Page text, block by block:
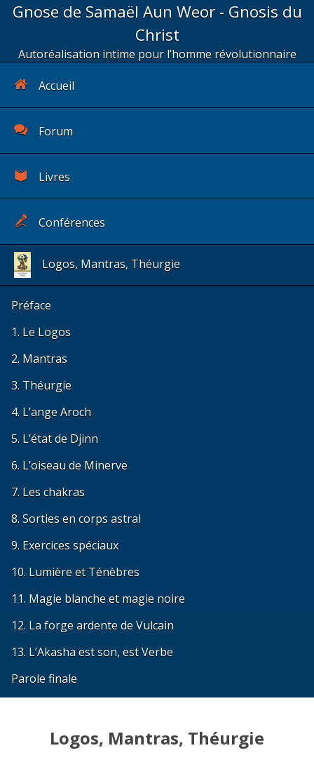
Gnose de Samaël Aun Weor - Gnosis du
Christ
Autoréalisation intime pour l’homme révolutionnaire
Accueil
Forum
Livres
Conférences
Logos, Mantras, Théurgie
Préface
1. Le Logos
2. Mantras
3. Théurgie
4. L’ange Aroch
5. L’état de Djinn
6. L’oiseau de Minerve
7. Les chakras
8. Sorties en corps astral
9. Exercices spéciaux
10. Lumière et Ténèbres
11. Magie blanche et magie noire
12. La forge ardente de Vulcain
13. L’Akasha est son, est Verbe
Parole finale
Logos, Mantras, Théurgie